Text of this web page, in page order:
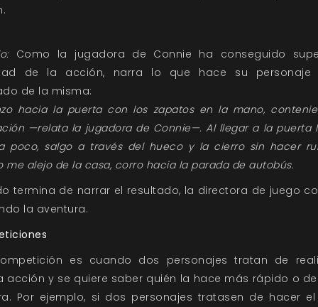
Como la jugadora de Connie ha conseguido
de la acción, narra lo que hace su personaje
de la misma:
hacia la puerta con los zapatos en la mano,
—relata la jugadora de Connie—. Al llegar a la puerta
poco, salgo a través del hueco y la cierro sin hacer
me alejo de la casa, corro hacia la parada de autobús.
termina de narrar el resultado, la directora de juego
la aventura.
es cuando dos personajes tratan de
acción y se quiere saber quién la hace más rápido o
Por ejemplo, si dos personajes tratasen de hacer